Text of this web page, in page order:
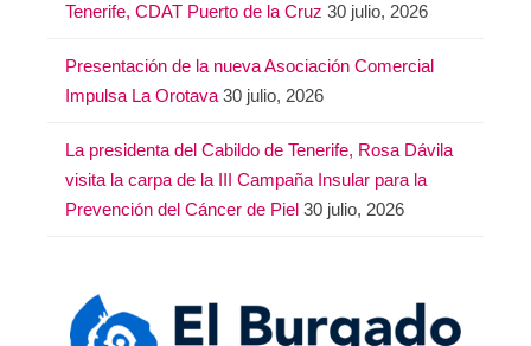
Tenerife, CDAT Puerto de la Cruz 30 julio, 2026
Presentación de la nueva Asociación Comercial
Impulsa La Orotava 30 julio, 2026
La presidenta del Cabildo de Tenerife, Rosa Dávila
visita la carpa de la III Campaña Insular para la
Prevención del Cáncer de Piel 30 julio, 2026